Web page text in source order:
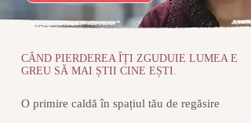
CÂND PIERDEREA ÎȚI ZGUDUIE LUMEA E
GREU SĂ MAI ȘTII CINE EȘTI.
O primire caldă în spațiul tău de regăsire